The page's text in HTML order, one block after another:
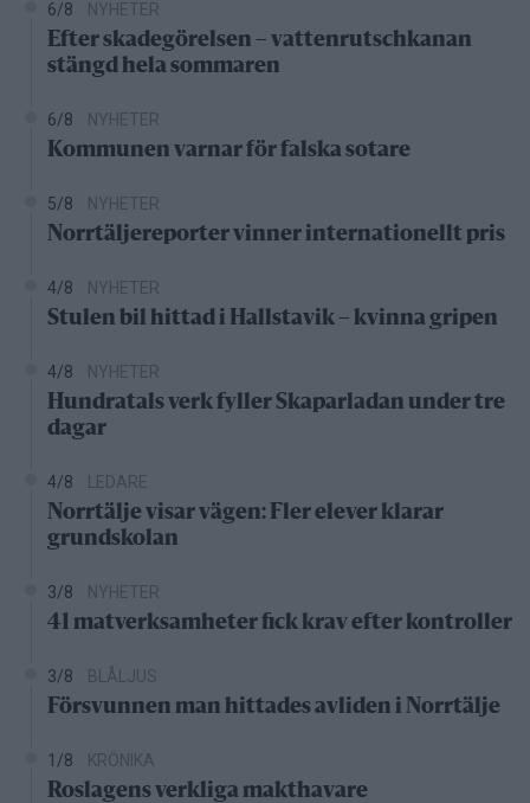
6/8 NYHETER
Efter skadegörelsen – vattenrutschkanan
stängd hela sommaren
6/8 NYHETER
Kommunen varnar för falska sotare
5/8 NYHETER
Norrtäljereporter vinner internationellt pris
4/8 NYHETER
Stulen bil hittad i Hallstavik – kvinna gripen
4/8 NYHETER
Hundratals verk fyller Skaparladan under tre
dagar
4/8 LEDARE
Norrtälje visar vägen: Fler elever klarar
grundskolan
3/8 NYHETER
41 matverksamheter fick krav efter kontroller
3/8 BLÅLJUS
Försvunnen man hittades avliden i Norrtälje
1/8 KRÖNIKA
Roslagens verkliga makthavare